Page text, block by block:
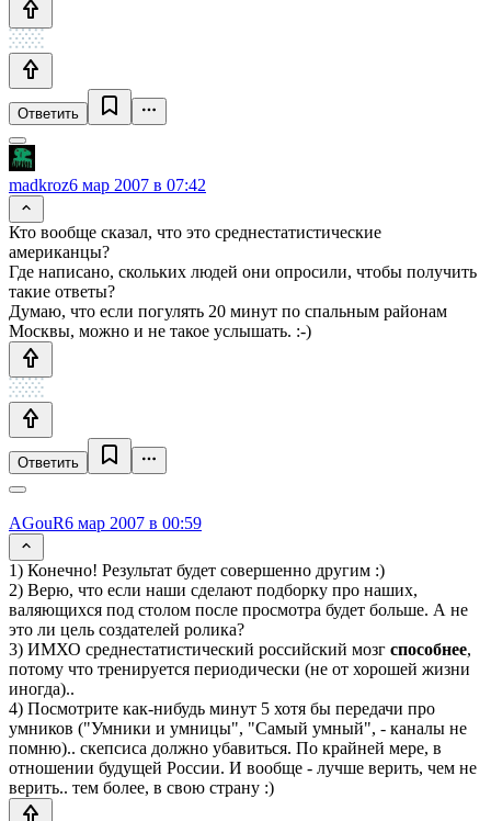
Ответить
madkroz6 мар 2007 в 07:42
Кто вообще сказал, что это среднестатистические
американцы?
Где написано, скольких людей они опросили, чтобы получить
такие ответы?
Думаю, что если погулять 20 минут по спальным районам
Москвы, можно и не такое услышать. :-)
Ответить
AGouR6 мар 2007 в 00:59
1) Конечно! Результат будет совершенно другим :)
2) Верю, что если наши сделают подборку про наших,
валяющихся под столом после просмотра будет больше. А не
это ли цель создателей ролика?
3) ИМХО среднестатистический российский мозг способнее,
потому что тренируется периодически (не от хорошей жизни
иногда)..
4) Посмотрите как-нибудь минут 5 хотя бы передачи про
умников ("Умники и умницы", "Самый умный", - каналы не
помню).. скепсиса должно убавиться. По крайней мере, в
отношении будущей России. И вообще - лучше верить, чем не
верить.. тем более, в свою страну :)